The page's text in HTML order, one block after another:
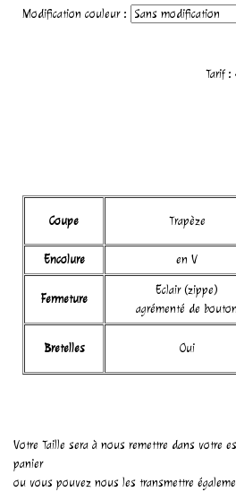
Modification couleur :
Tarif :
Coupe Trapèze
Encolure en V
Fermeture
Eclair (zippe)
agrémenté de bouton
Bretelles Oui
Votre Taille sera à nous remettre dans votre
panier
ou vous pouvez nous les transmettre